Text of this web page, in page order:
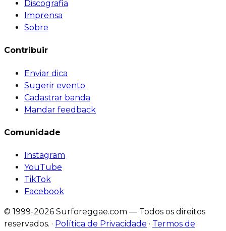
Discografia
Imprensa
Sobre
Contribuir
Enviar dica
Sugerir evento
Cadastrar banda
Mandar feedback
Comunidade
Instagram
YouTube
TikTok
Facebook
© 1999-2026 Surforeggae.com — Todos os direitos
reservados. · Política de Privacidade · Termos de